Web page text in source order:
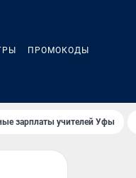
ПРОМОКОДЫ
зарплаты учителей Уфы